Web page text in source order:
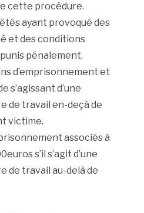
cette procédure.
ayant provoqué des
et des conditions
pénalement.
d’emprisonnement et
s’agissant d’une
de travail en-deçà de
victime.
associés à
s’il s’agit d’une
de travail au-delà de